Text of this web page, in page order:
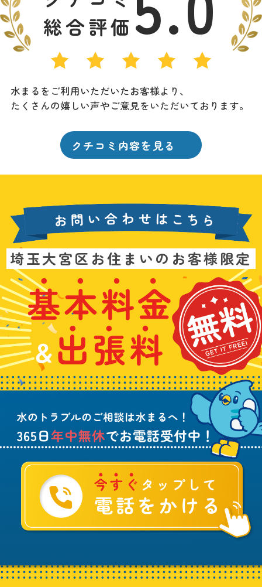
総合評価
水まるをご利用いただいたお客様より、
たくさんの嬉しい声やご意見をいただいております。
クチコミ内容を見る
合
わ
せ
は
こ
ち
ら
埼玉大宮区お住まいのお客様限定
本
料
金
&
出
張
料
無
料
漏
れ
や
詰
ま
り
、
水
の
ラ
ブ
6
日
年
中
無
休
で
お
話
受